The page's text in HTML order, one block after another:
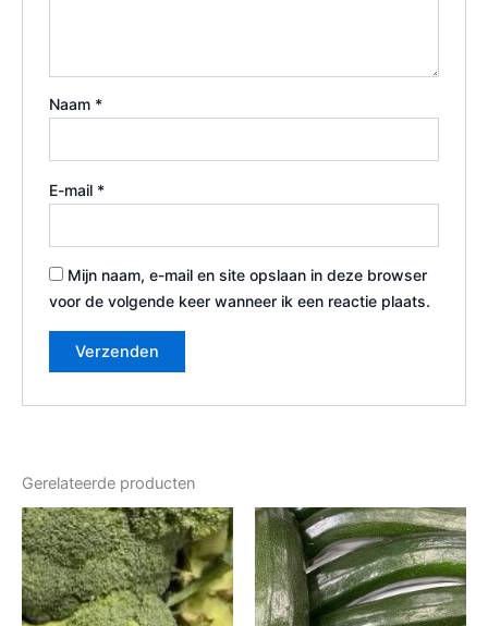
Naam *
E-mail *
Mijn naam, e-mail en site opslaan in deze browser
voor de volgende keer wanneer ik een reactie plaats.
Gerelateerde producten